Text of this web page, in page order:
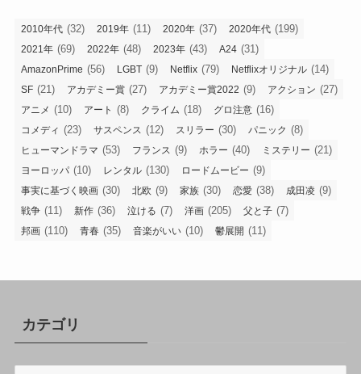
2010年代 (32) 2019年 (11) 2020年 (37) 2020年代 (199)
2021年 (69) 2022年 (48) 2023年 (43) A24 (31)
AmazonPrime (56) LGBT (9) Netflix (79) Netflixオリジナル (14)
SF (21) アカデミー賞 (27) アカデミー賞2022 (9) アクション (27)
アニメ (10) アート (8) クライム (18) グロ注意 (16)
コメディ (23) サスペンス (12) スリラー (30) パニック (8)
ヒューマンドラマ (53) フランス (9) ホラー (40) ミステリー (21)
ヨーロッパ (10) レンタル (130) ロードムービー (9)
事実に基づく映画 (30) 北欧 (9) 家族 (30) 恋愛 (38) 成田凌 (9)
戦争 (11) 新作 (36) 泣ける (7) 洋画 (205) 父と子 (7)
邦画 (110) 青春 (35) 音楽がいい (10) 鬱展開 (11)
カテゴリ